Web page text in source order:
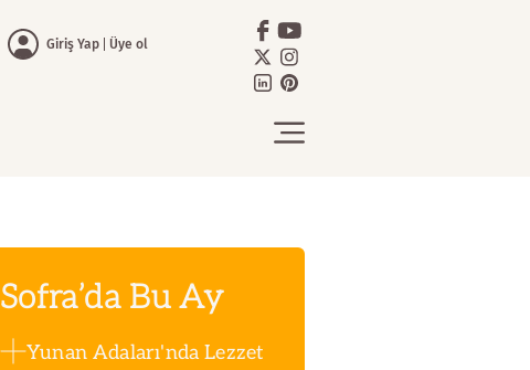
Giriş Yap Üye ol
Sofra’da Bu Ay
Yunan Adaları'nda Lezzet